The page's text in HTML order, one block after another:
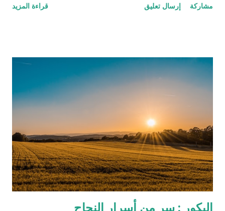
الحكومة جوائز نقدية. ننتقل إلى المشهد الذي يترقب فيه المشاهد
كمان) الذي قرر مساعدته لتحرير زوجته من العبودية بعد أن عرف أنها
تعيش في مزرعة الإقطاعي كاندي الذي يمتلك الكثير من العبيد (اللي
بده يحضر الفيلم ما يكمل قراءة!). تسير كل الأمور على ما يرام حتى
يلاحظ رئيس الخدم علاقة خفية صعب إخفاءها بين الزوج وزوجته، وقد
كان رئيس الخدم ستيفين معروف بولائه الذي لا يعرف الحدود
والمصلحة المادية بل ظهر متيماً بسيده وأكثر غلظة منه على سائر
العبيد، واكتشف خطة جانجو وا...
مشاركة إرسال تعليق قراءة المزيد
البكور : سر من أسرار النجاح